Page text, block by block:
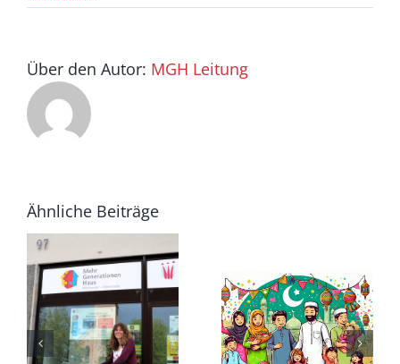
Über den Autor: MGH Leitung
Ähnliche Beiträge
Tanz und
Tradition
Ins Rollen